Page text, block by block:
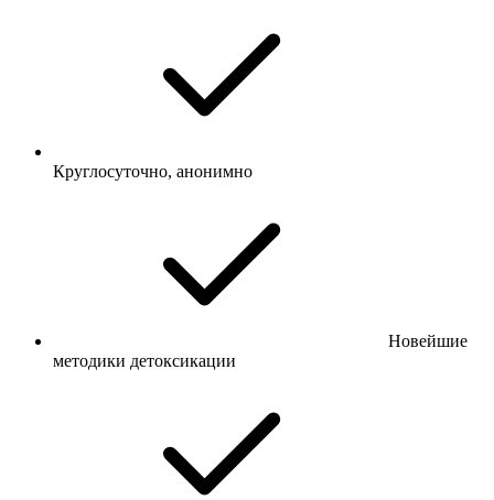
Круглосуточно, анонимно
Новейшие
методики детоксикации